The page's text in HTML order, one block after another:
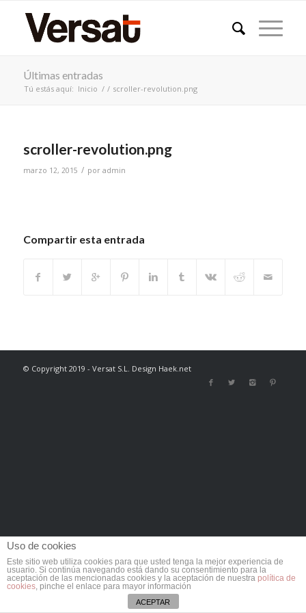
Últimas entradas
Tú estás aquí: Inicio / / scroller-revolution.png
scroller-revolution.png
marzo 12, 2015 / por admin
Compartir esta entrada
© Copyright 2019 - Versat S.L. Design Haek.net
Uso de cookies
Este sitio web utiliza cookies para que usted tenga la mejor experiencia de
usuario. Si continúa navegando está dando su consentimiento para la
aceptación de las mencionadas cookies y la aceptación de nuestra política de
cookies, pinche el enlace para mayor información
ACEPTAR